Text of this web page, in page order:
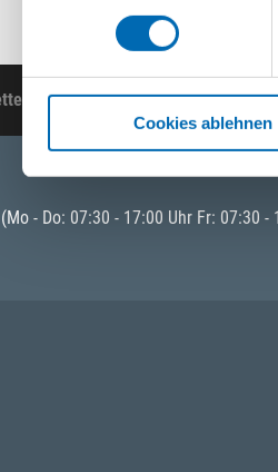
Cookies ablehnen
Produktneuheiten,
(Mo - Do: 07:30 - 17:00 Uhr Fr: 07:30 -